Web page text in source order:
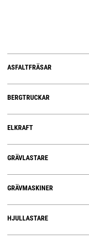
ASFALTFRÄSAR
BERGTRUCKAR
ELKRAFT
GRÄVLASTARE
GRÄVMASKINER
HJULLASTARE